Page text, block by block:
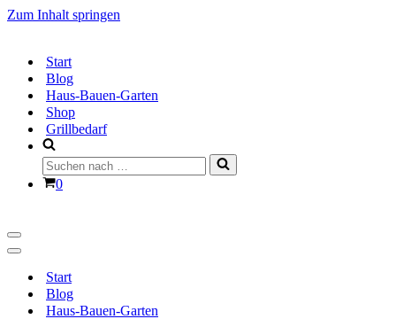
Zum Inhalt springen
Start
Blog
Haus-Bauen-Garten
Shop
Grillbedarf
Suchen
nach …
Warenkorb
0
Navigationsmenü
Navigationsmenü
Start
Blog
Haus-Bauen-Garten